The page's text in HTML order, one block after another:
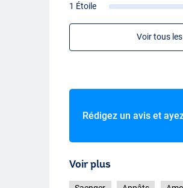
1 Étoile
Voir tous
Rédigez un avis et
Voir plus